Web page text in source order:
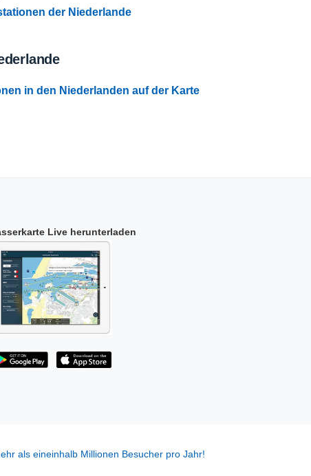
der Niederlande
in den Niederlanden auf der Karte
Live herunterladen
als eineinhalb Millionen Besucher pro Jahr!